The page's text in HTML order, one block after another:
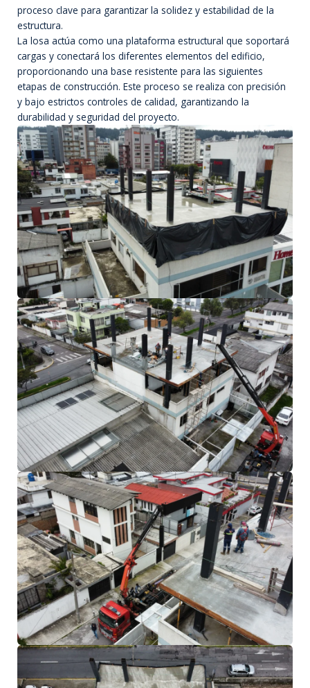
proceso clave para garantizar la solidez y estabilidad de la
estructura.
La losa actúa como una plataforma estructural que soportará
cargas y conectará los diferentes elementos del edificio,
proporcionando una base resistente para las siguientes
etapas de construcción. Este proceso se realiza con precisión
y bajo estrictos controles de calidad, garantizando la
durabilidad y seguridad del proyecto.